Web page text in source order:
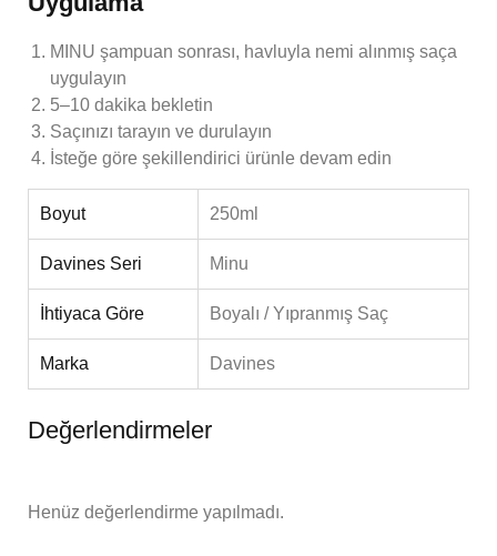
MINU şampuan sonrası, havluyla nemi alınmış saça
uygulayın
5–10 dakika bekletin
Saçınızı tarayın ve durulayın
İsteğe göre şekillendirici ürünle devam edin
Boyut 250ml
Davines Seri Minu
İhtiyaca Göre Boyalı / Yıpranmış Saç
Marka Davines
Değerlendirmeler
Henüz değerlendirme yapılmadı.